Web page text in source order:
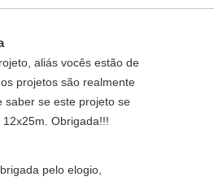
aliás vocês estão de
projetos são realmente
saber se este projeto se
Obrigada!!!
pelo elogio,